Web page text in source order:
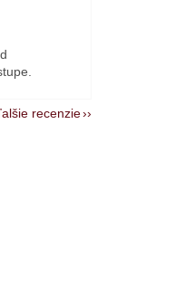
recenzie